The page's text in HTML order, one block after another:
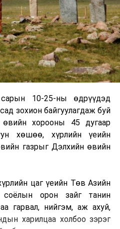
10-25-ны өдрүүдэд
зохион байгуулагдаж буй
хорооны 45 дугаар
хөшөө, хүрлийн үеийн
газрыг Дэлхийн өвийн
цаг үеийн Төв Азийн
соёлын орон зайг танин
гарвал, нийгэм, аж ахуй,
харилцаа холбоо зэрэг